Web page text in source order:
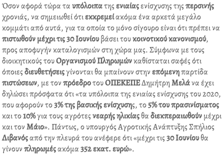
Όσον αφορά τώρα ταυπόλοιπατηςενιαίαςενίσχυσης τηςπερσινής
χρονιάς, να σηµειωθεί ότιεκκρεµείακόµα ένα αρκετά µεγάλο
κοµµάτι από αυτά, για τα οποία το µόνο σίγουρο είναι ότι πρέπει να
πιστωθούνµέχρι τις 30 Ιουνίουβάσει τουκοινοτικούκανονισµού,
προς αποφυγήν καταλογισµών στη χώρα µας. Σύµφωνα µε τους
διοικητικούς τουΟργανισµού Πληρωµώνκαθίσταται σαφές ότι
όποιεςδιευθετήσειςγίνονται θα µπαίνουν στηνεπόµενηπαρτίδα
πιστώσεων, µε τονπρόεδροτουΟΠΕΚΕΠΕ∆ηµήτρηΜελάνα έχει
δηλώσει πρόσφατα ότι «τα υπόλοιπα της ενιαίας ενίσχυσης του 2020,
που αφορούν το3% της βασικής ενίσχυσης, το5% του πρασινίσµατος
και το10%για τους αγρότεςνεαρήςηλικίαςθαδιεκπεραιωθούνµέχρι
και τονΜάιο». Πάντως, ο υπουργός Αγροτικής Ανάπτυξης Σπήλιος
Λιβανόςαπό την πλευρά του ανέφερε ότι «µέχρι τις30 Ιουνίουθα
γίνουνπληρωµέςακόµα352 εκατ. ευρώ».